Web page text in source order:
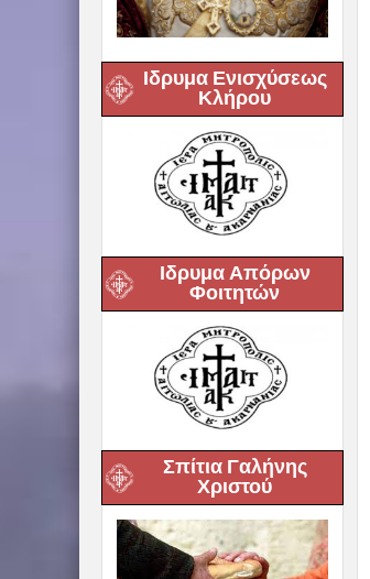
Ιδρυμα Ενισχύσεως
Κλήρου
Ιδρυμα Απόρων
Φοιτητών
Σπίτια Γαλήνης
Χριστού